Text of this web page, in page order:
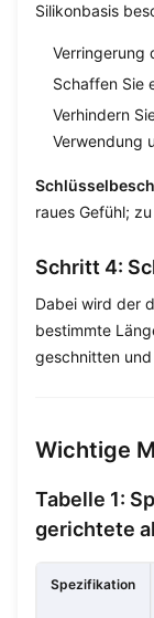
Silikonbasis
Verringerung
Schaffen Sie
Verhindern
Verwendung
raues Gefühl;
Schritt 4:
Dabei wird der
bestimmte
geschnitten
Wichtige
Tabelle 1:
gerichtete
Spezifikation